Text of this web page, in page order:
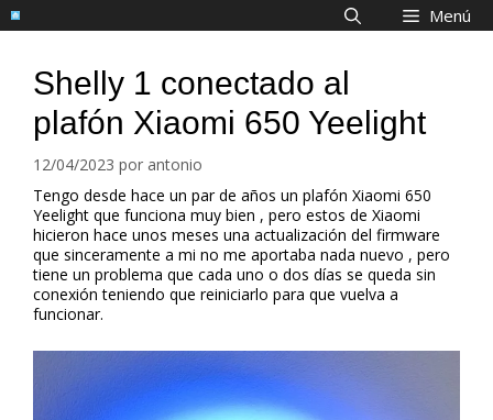
Saltar
al
Menú
Shelly 1 conectado al
plafón Xiaomi 650 Yeelight
12/04/2023 por antonio
Tengo desde hace un par de años un plafón Xiaomi 650
Yeelight que funciona muy bien , pero estos de Xiaomi
hicieron hace unos meses una actualización del firmware
que sinceramente a mi no me aportaba nada nuevo , pero
tiene un problema que cada uno o dos días se queda sin
conexión teniendo que reiniciarlo para que vuelva a
funcionar.